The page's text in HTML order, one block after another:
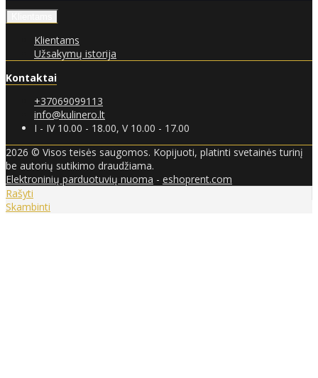
Klientams
Užsakymų istorija
Kontaktai
+37069099113
info@kulinero.lt
I - IV 10.00 - 18.00, V 10.00 - 17.00
2026 © Visos teisės saugomos. Kopijuoti, platinti svetainės turinį
be autorių sutikimo draudžiama.
Elektroninių parduotuvių nuoma - eshoprent.com
Rašyti
Skambinti